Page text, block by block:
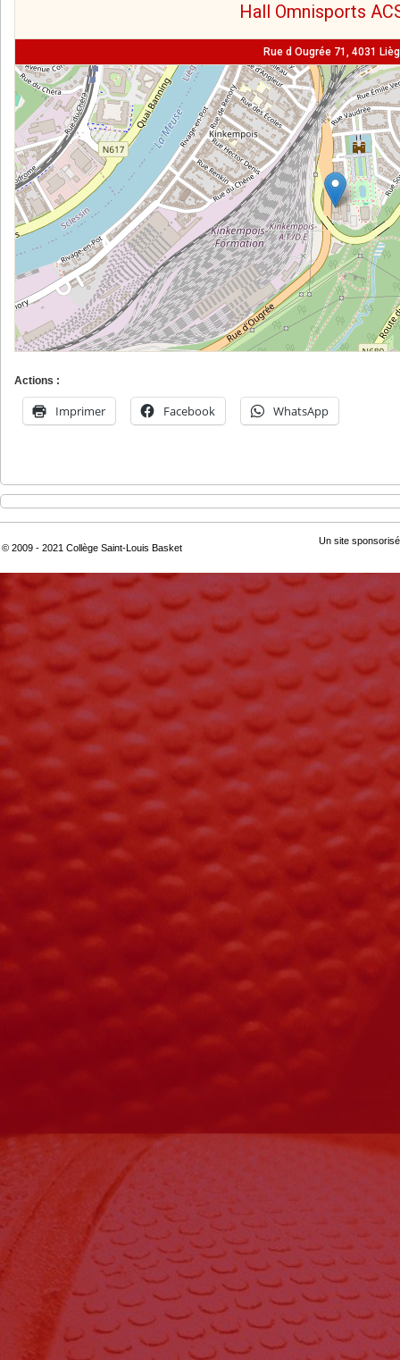
Hall Omnisports
Rue d Ougrée 71, 4031
Actions :
Imprimer Facebook WhatsApp
© 2009 - 2021 Collège Saint-Louis Basket
Un site